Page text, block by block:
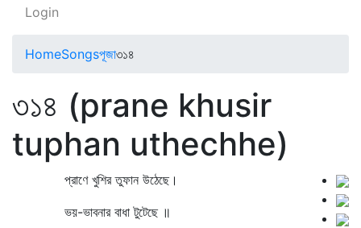
Login
HomeSongsপূজা৩১৪
৩১৪ (prane khusir
tuphan uthechhe)
প্রাণে খুশির তুফান উঠেছে।
ভয়-ভাবনার বাধা টুটেছে ॥